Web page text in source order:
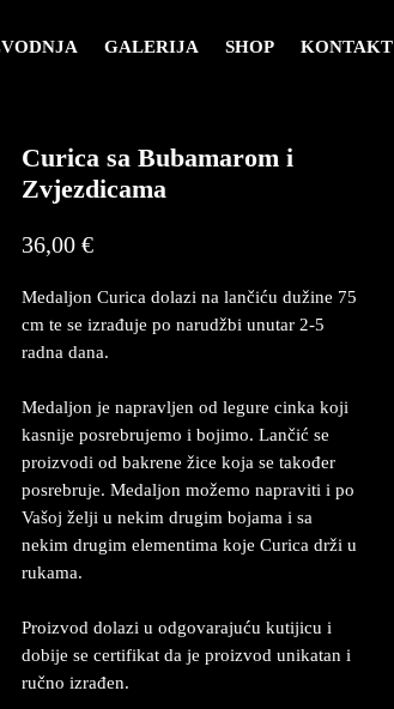
GALERIJA SHOP KONTAKT
Curica sa Bubamarom i
Zvjezdicama
36,00 €Price
Medaljon Curica dolazi na lančiću dužine 75
cm te se izrađuje po narudžbi unutar 2-5
radna dana.
Medaljon je napravljen od legure cinka koji
kasnije posrebrujemo i bojimo. Lančić se
proizvodi od bakrene žice koja se također
posrebruje. Medaljon možemo napraviti i po
Vašoj želji u nekim drugim bojama i sa
nekim drugim elementima koje Curica drži u
rukama.
Proizvod dolazi u odgovarajuću kutijicu i
dobije se certifikat da je proizvod unikatan i
ručno izrađen.